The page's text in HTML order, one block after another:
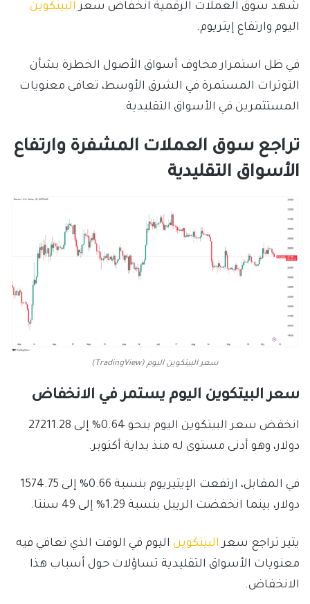
شهد سوق العملات الرقمية انخفاض سعر البيتكوين
اليوم وارتفاع إيثريوم.
في ظل استمرار مخاوف أسواق الأصول الخطرة بشأن
التوترات المستمرة في الشرق الأوسط، تعافى معنويات
المستثمرين في الأسواق التقليدية.
تراجع سوق العملات المشفرة وارتفاع
الأسواق التقليدية
سعر البيتكوين اليوم (TradingView)
سعر البيتكوين اليوم يستمر في الانخفاض
انخفض سعر البيتكوين اليوم بنحو 0.64% إلى 27211.28
دولار، وهو أدنى مستوى له منذ بداية أكتوبر.
في المقابل، ارتفعت الإيثيريوم بنسبة 0.66% إلى 1574.75
دولار، بينما انخفضت الريبل بنسبة 1.29% إلى 49 سنتا.
يثير تراجع سعر البيتكوين اليوم في الوقت الذي تعافي فيه
معنويات الأسواق التقليدية تساؤلات حول أسباب هذا
الانخفاض.